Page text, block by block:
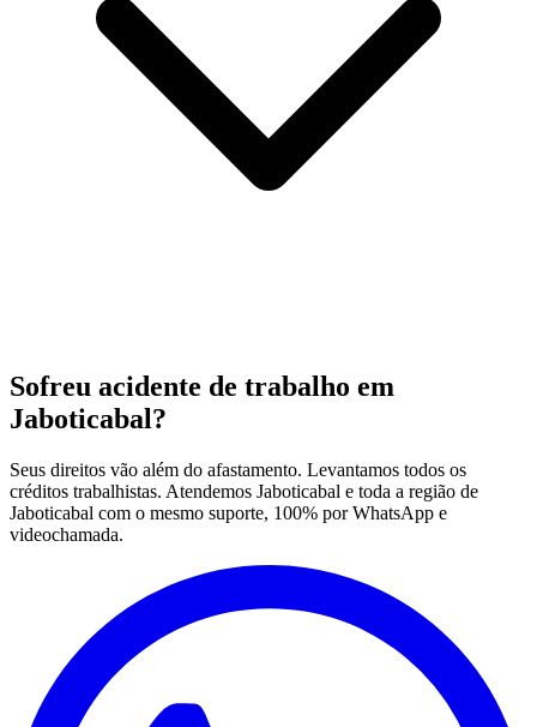
Sofreu acidente de trabalho em
Jaboticabal?
Seus direitos vão além do afastamento. Levantamos todos os
créditos trabalhistas. Atendemos Jaboticabal e toda a região de
Jaboticabal com o mesmo suporte, 100% por WhatsApp e
videochamada.